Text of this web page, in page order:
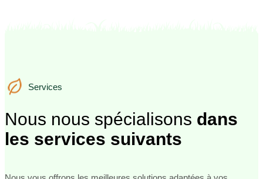
Services
Services
Nous nous spécialisons dans
les services suivants